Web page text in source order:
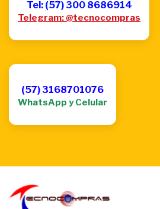
Tel: (57) 300 8686914
Telegram: @tecnocompras
(57) 3168701076
WhatsApp y Celular